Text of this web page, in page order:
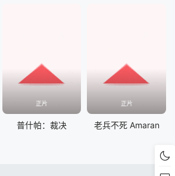
正片
普什帕：裁决
正片
老兵不死 Amaran